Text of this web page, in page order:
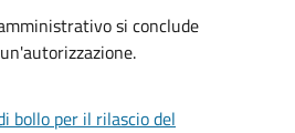
si conclude
bollo per il rilascio del